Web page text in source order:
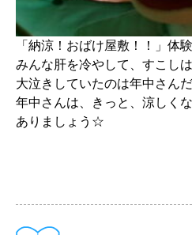
「納涼！おばけ屋敷！！」体験
みんな肝を冷やして、すこし
大泣きしていたのは年中さん
年中さんは、きっと、涼しく
ありましょう☆